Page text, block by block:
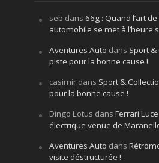
seb dans 66g : Quand l’art
automobile se met à l’heure
Aventures Auto dans Sport &
piste pour la bonne cause !
casimirdans Sport &
pour la bonne cause !
Dingo Lotus dans Ferrari
électrique venue de
Aventures Auto dans
visite déstructurée !